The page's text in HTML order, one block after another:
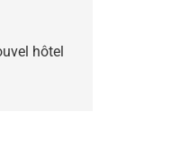
hôtel